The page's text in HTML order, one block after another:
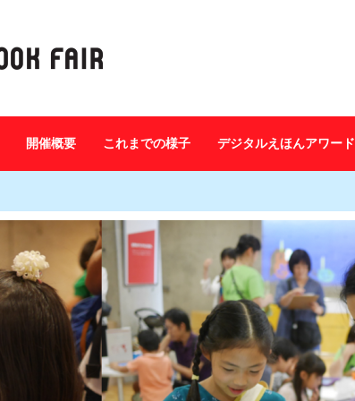
開催概要 これまでの様子 デジタルえほんアワード